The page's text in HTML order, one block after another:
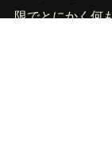
限でとにかく何